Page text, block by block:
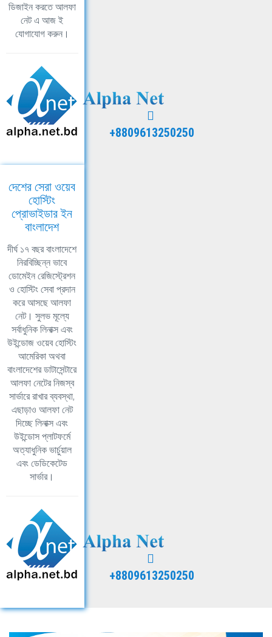
ডিজাইন করতে আলফা
নেট এ আজ ই
যোগাযোগ করুন।
+8809613250250
দেশের সেরা ওয়েব
হোস্টিং
প্রোভাইডার ইন
বাংলাদেশ
দীর্ঘ ১৭ বছর বাংলাদেশে
নিরবিচ্ছিন্ন ভাবে
ডোমেইন রেজিস্ট্রেশন
ও হোস্টিং সেবা প্রদান
করে আসছে আলফা
নেট। সুলভ মূল্যে
সর্বাধুনিক লিনাক্স এবং
উইন্ডোজ ওয়েব হোস্টিং
আমেরিকা অথবা
বাংলাদেশের ডাটাসেন্টারে
আলফা নেটের নিজস্ব
সার্ভারে রাখার ব্যবস্থা,
এছাড়াও আলফা নেট
দিচ্ছে লিনাক্স এবং
উইন্ডোস প্লাটফর্মে
অত্যাধুনিক ভার্চুয়াল
এবং ডেডিকেটেড
সার্ভার।
+8809613250250